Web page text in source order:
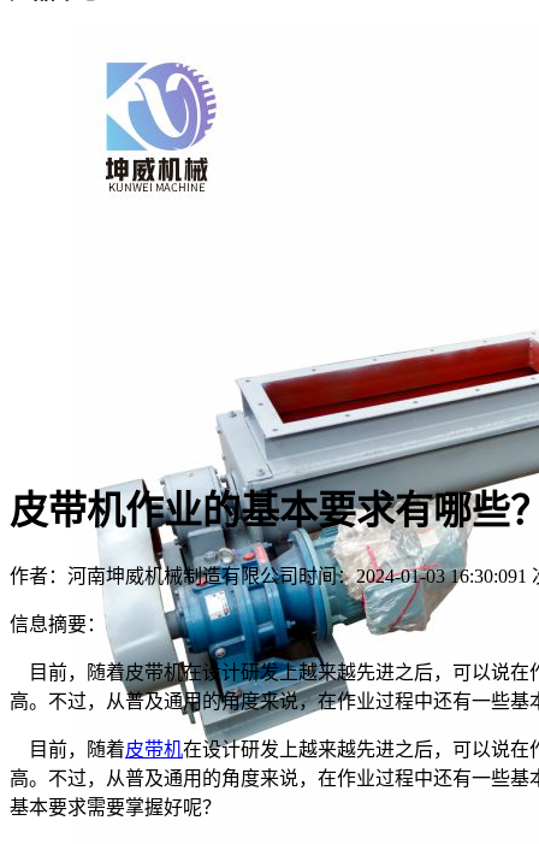
皮带机作业的基本要求有哪些
作者：河南坤威机械制造有限公司时间：2024-01-03 16:30:091
信息摘要：
目前，随着皮带机在设计研发上越来越先进之后，可以说
高。不过，从普及通用的角度来说，在作业过程中还有一些基
目前，随着皮带机在设计研发上越来越先进之后，可以说
高。不过，从普及通用的角度来说，在作业过程中还有一些
基本要求需要掌握好呢？